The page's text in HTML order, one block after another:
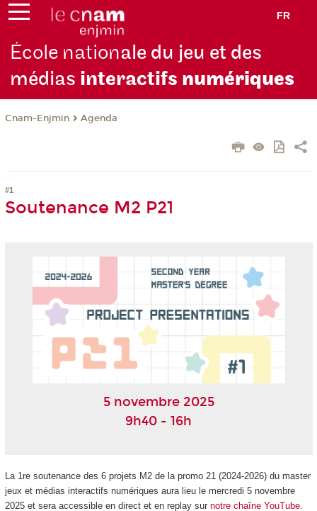
FR
École nationale du jeu et des
médias interactifs numériques
Cnam-Enjmin Agenda
#1
Soutenance M2 P21
5 novembre 2025
9h40 - 16h
La 1re soutenance des 6 projets M2 de la promo 21 (2024-2026) du master
jeux et médias interactifs numériques aura lieu le mercredi 5 novembre
2025 et sera accessible en direct et en replay sur notre chaîne YouTube.